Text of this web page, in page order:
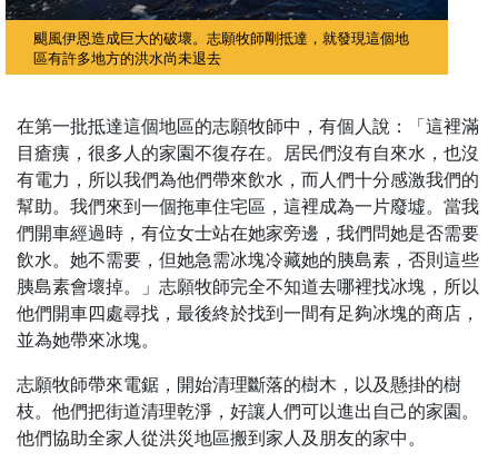
颶風伊恩造成巨大的破壞。志願牧師剛抵達，就發現這個地
區有許多地方的洪水尚未退去
在第一批抵達這個地區的志願牧師中，有個人說：「這裡滿
目瘡痍，很多人的家園不復存在。居民們沒有自來水，也沒
有電力，所以我們為他們帶來飲水，而人們十分感激我們的
幫助。我們來到一個拖車住宅區，這裡成為一片廢墟。當我
們開車經過時，有位女士站在她家旁邊，我們問她是否需要
飲水。她不需要，但她急需冰塊冷藏她的胰島素，否則這些
胰島素會壞掉。」志願牧師完全不知道去哪裡找冰塊，所以
他們開車四處尋找，最後終於找到一間有足夠冰塊的商店，
並為她帶來冰塊。
志願牧師帶來電鋸，開始清理斷落的樹木，以及懸掛的樹
枝。他們把街道清理乾淨，好讓人們可以進出自己的家園。
他們協助全家人從洪災地區搬到家人及朋友的家中。